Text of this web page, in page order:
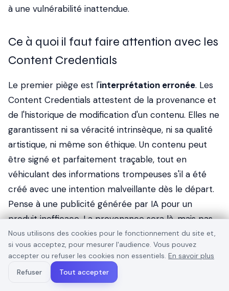
à une vulnérabilité inattendue.
Ce à quoi il faut faire attention avec les
Content Credentials
Le premier piège est l'interprétation erronée. Les
Content Credentials attestent de la provenance et
de l'historique de modification d'un contenu. Elles ne
garantissent ni sa véracité intrinsèque, ni sa qualité
artistique, ni même son éthique. Un contenu peut
être signé et parfaitement traçable, tout en
véhiculant des informations trompeuses s'il a été
créé avec une intention malveillante dès le départ.
Pense à une publicité générée par IA pour un
produit inefficace. La provenance sera là, mais pas
la garantie du produit.
Ensuite, l'adoption incomplèteest un défi actuel. Si
ton flux de travail inclut des logiciels qui ne
supportent pas encore la norme C2PA, la chaîne de
Nous utilisons des cookies pour le fonctionnement du site et,
si vous acceptez, pour mesurer l'audience. Vous pouvez
accepter ou refuser les cookies non essentiels. En savoir plus
Refuser
Tout accepter